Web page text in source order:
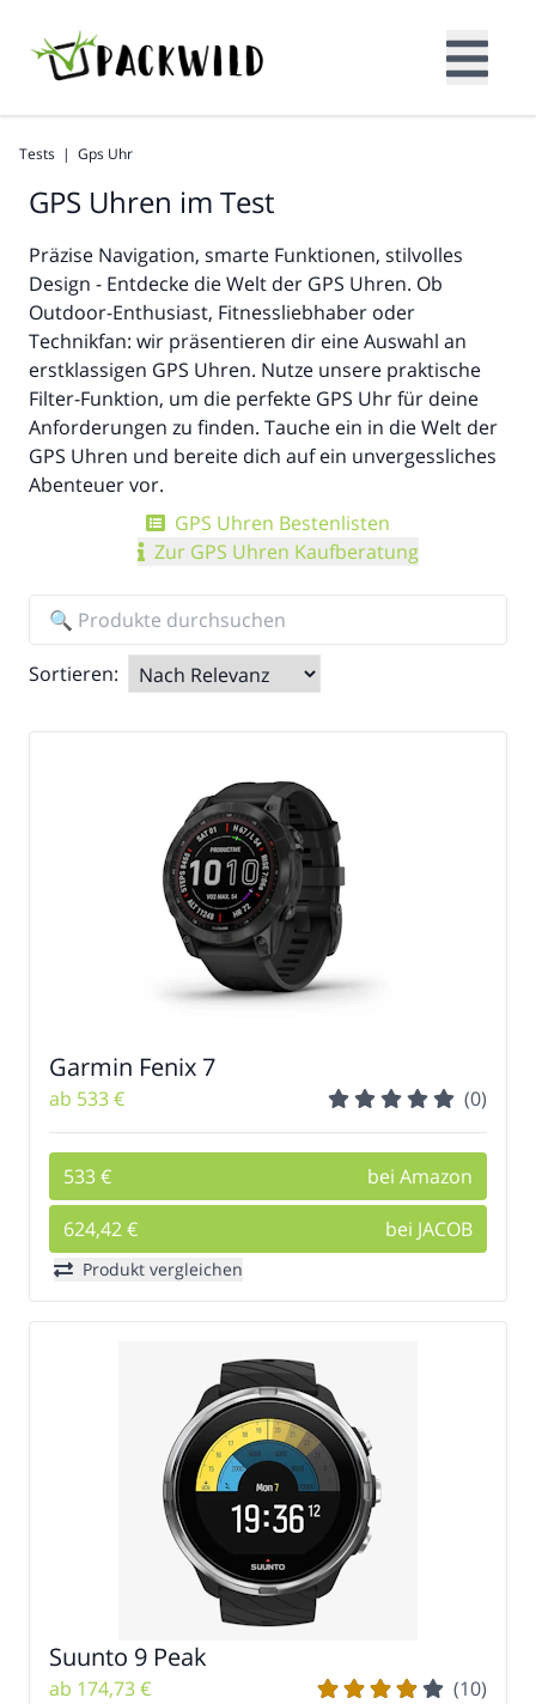
Tests | Gps Uhr
GPS Uhren im Test
Präzise Navigation, smarte Funktionen, stilvolles
Design - Entdecke die Welt der GPS Uhren. Ob
Outdoor-Enthusiast, Fitnessliebhaber oder
Technikfan: wir präsentieren dir eine Auswahl an
erstklassigen GPS Uhren. Nutze unsere praktische
Filter-Funktion, um die perfekte GPS Uhr für deine
Anforderungen zu finden. Tauche ein in die Welt der
GPS Uhren und bereite dich auf ein unvergessliches
Abenteuer vor.
GPS Uhren Bestenlisten
Zur GPS Uhren Kaufberatung
Sortieren:
Garmin Fenix 7
ab 533 € (0)
533 €
bei Amazon
624,42 €
bei JACOB
Produkt vergleichen
Suunto 9 Peak
ab 174,73 € (10)